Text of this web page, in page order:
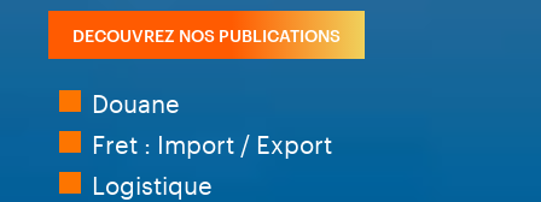
DECOUVREZ NOS PUBLICATIONS
Douane
Fret : Import / Export
Logistique